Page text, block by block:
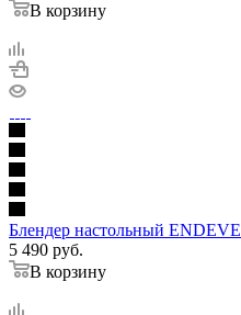
В корзину
Блендер настольный
5 490 руб.
В корзину